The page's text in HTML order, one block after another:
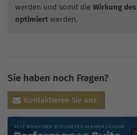
werden und somit die Wirkung
optimiert werden.
Sie haben noch Fragen?
Kontaktieren Sie uns